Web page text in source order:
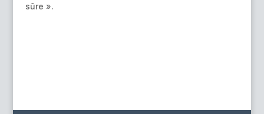
sûre ».